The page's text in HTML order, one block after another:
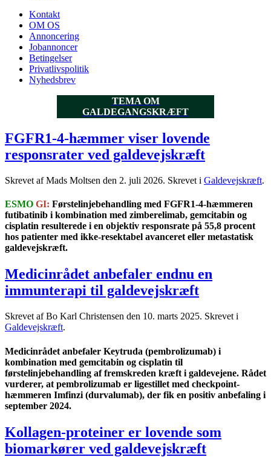
Kontakt
OM OS
Annoncering
Jobannoncer
Betingelser
Privatlivspolitik
Nyhedsbrev
TEMA OM
GALDEGANGSKRÆFT
FGFR1-4-hæmmer viser lovende
responsrater ved galdevejskræft
Skrevet af Mads Moltsen den 2. juli 2026. Skrevet i Galdevejskræft.
ESMO GI: Førstelinjebehandling med FGFR1-4-hæmmeren
futibatinib i kombination med zimberelimab, gemcitabin og
cisplatin resulterede i en objektiv responsrate på 55,8 procent
hos patienter med ikke-resektabel avanceret eller metastatisk
galdevejskræft.
Medicinrådet anbefaler endnu en
immunterapi til galdevejskræft
Skrevet af Bo Karl Christensen den 10. marts 2025. Skrevet i
Galdevejskræft.
Medicinrådet anbefaler Keytruda (pembrolizumab) i
kombination med gemcitabin og cisplatin til
førstelinjebehandling af fremskreden kræft i galdevejene. Rådet
vurderer, at pembrolizumab er ligestillet med checkpoint-
hæmmeren Imfinzi (durvalumab), der fik en positiv anbefaling i
september 2024.
Kollagen-proteiner er lovende som
biomarkører ved galdevejskræft